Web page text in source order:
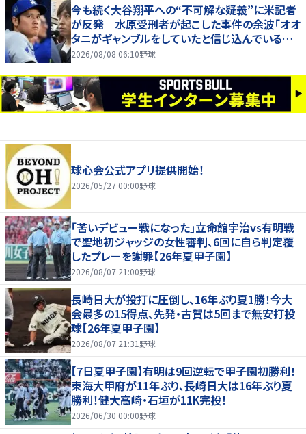
今も続く大谷翔平への“不可解な疑義”に米記者
が反発 水原受刑者が起こした事件の余波「オオ
タニがギャンブルをしていたと信じ込んでいる人
が一定数いる」
2026/08/08 06:10野球
球心会公式アプリ提供開始！
2026/05/27 00:00野球
｢苦いデビュー戦になった｣立命館宇治vs有明戦
で聖地初ジャッジの女性審判、6回に自ら判定覆
したプレーを謝罪【26年夏甲子園】
2026/08/07 21:00野球
長崎日大が投打に圧倒し、16年ぶり夏1勝！今大
会最多の15得点、先発・古賀は5回まで無安打投
球【26年夏甲子園】
2026/08/07 21:31 野球
【7日夏甲子園】有明は9回逆転で甲子園初勝利！
東海大甲府が11年ぶり、長崎日大は16年ぶり夏
勝利！健大高崎・石垣が11K完投！
2026/06/30 00:00野球